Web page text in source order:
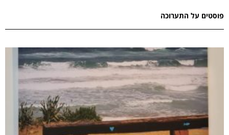
פוסטים על התערוכה